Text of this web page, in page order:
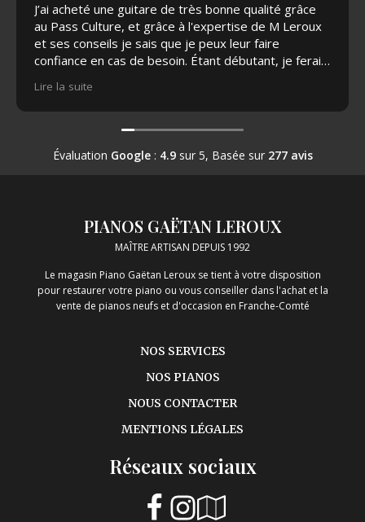
J’ai acheté une guitare de très bonne qualité grâce
au Pass Culture, et grâce à l'expertise de M Leroux
et ses conseils je sais que je peux leur faire
confiance en cas de besoin. Étant débutant, je ferai
par la suite si nécessaire et je recommande à tous
les passionnés de guitare. J’ai même eu le droit à
une grosse réduction de leur part sur la housse de
protection, c’était adorable.
Lire la suite
Évaluation Google: 4.9sur 5, Basée sur 277 avis
PIANOS GAËTAN LEROUX
MAÎTRE ARTISAN DEPUIS 1992
Le magasin Piano Gaëtan Leroux se tient à votre disposition
pour restaurer votre piano ou vous conseiller dans l'achat et la
vente de pianos neufs et d'occasion en Franche-Comté
NOS SERVICES
NOS PIANOS
NOUS CONTACTER
MENTIONS LÉGALES
Réseaux sociaux